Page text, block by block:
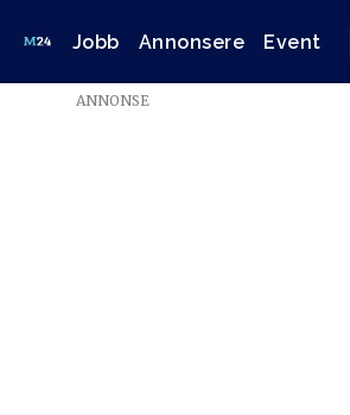
Jobb Annonsere Event
Emne:
ANNONSE